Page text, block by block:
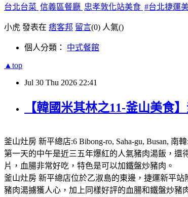
台北台菜 信義區餐廳 忠孝敦化站美食 #台北捷運
小虎 發表在 痞客邦 留言(0) 人氣()
個人分類： 中式餐館
▲top
Jul 30 Thu 2026 22:41
【韓國米其林之11-釜山美食
釜山灶房 新平總店:6 Bibong-ro, Saha-gu, Busan,
第一天的中午是近三五年爆紅的人氣豬肉湯飯，還
片，血腸非常好吃，特色是可以加鐵盤炒豬肉。
釜山灶房 新平總店位於乙淑島的東邊，捷運新平
豬肉湯擄獲人心，加上同樣好評的血腸和鐵盤炒豬